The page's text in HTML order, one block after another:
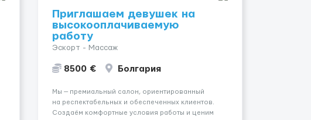
Приглашаем девушек на
высокооплачиваемую
работу
Эскорт - Массаж
8500 € Болгария
Мы — премиальный салон, ориентированный
на респектабельных и обеспеченных клиентов.
Создаём комфортные условия работы и ценим